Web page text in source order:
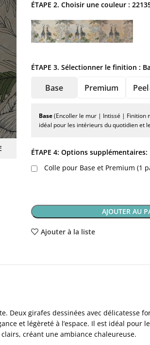
ÉTAPE 2. Choisir une couleur :
ÉTAPE 3. Sélectionner le finition :
Base Premium
Base(Encoller le mur | Intissé | Finition
idéal pour les intérieurs du quotidien et
ÉTAPE 4: Options supplémentaires:
Colle pour Base et Premium (1
AJOUTER AU
Ajouter à la liste
Deux girafes dessinées avec délicatesse
et légèreté à l’espace. Il est idéal pour
créant une ambiance chaleureuse.